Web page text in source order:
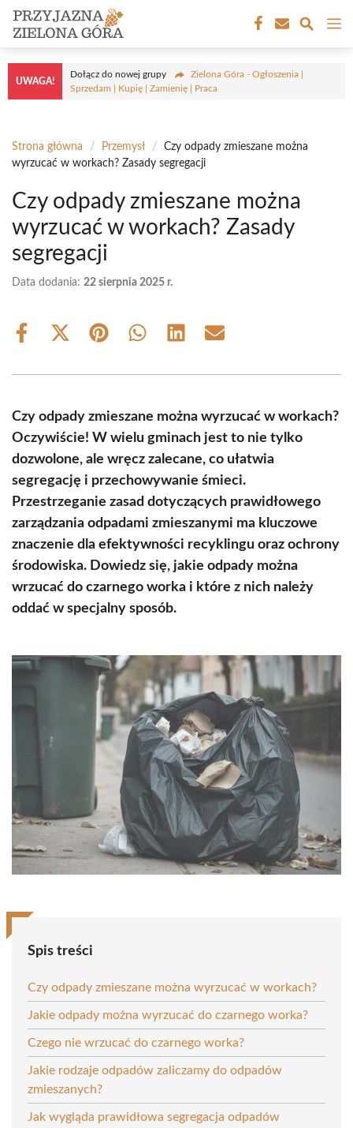
Przejdź
treści
UWAGA!
Dołącz do nowej grupy
Zielona Góra - Ogłoszenia |
Sprzedam | Kupię | Zamienię | Praca
Strona główna / Przemysł /
Czy odpady zmieszane można
wyrzucać w workach? Zasady segregacji
Czy odpady zmieszane można
wyrzucać w workach? Zasady
segregacji
Data dodania: 22 sierpnia 2025 r.
Share
Share
(Twitter)
Share Share Share Share
Czy odpady zmieszane można wyrzucać w workach?
Oczywiście! W wielu gminach jest to nie tylko
dozwolone, ale wręcz zalecane, co ułatwia
segregację i przechowywanie śmieci.
Przestrzeganie zasad dotyczących prawidłowego
zarządzania odpadami zmieszanymi ma kluczowe
znaczenie dla efektywności recyklingu oraz ochrony
środowiska. Dowiedz się, jakie odpady można
wrzucać do czarnego worka i które z nich należy
oddać w specjalny sposób.
Spis treści
Czy odpady zmieszane można wyrzucać w workach?
Jakie odpady można wyrzucać do czarnego worka?
Czego nie wrzucać do czarnego worka?
Jakie rodzaje odpadów zaliczamy do odpadów
zmieszanych?
Jak wygląda prawidłowa segregacja odpadów